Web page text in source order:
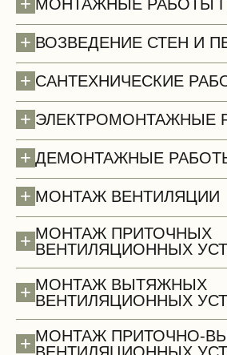
МОНТАЖНЫЕ РАБОТЫ
+ ВОЗВЕДЕНИЕ СТЕН И
+ САНТЕХНИЧЕСКИЕ
+ ЭЛЕКТРОМОНТАЖНЫЕ
+ ДЕМОНТАЖНЫЕ
Полы (демонтаж)
+ МОНТАЖ ВЕНТИЛЯЦИИ
+ МОНТАЖ ПРИТОЧНЫХ
ВЕНТИЛЯЦИОННЫХ
+ МОНТАЖ ВЫТЯЖНЫХ
ВЕНТИЛЯЦИОННЫХ
+ МОНТАЖ ПРИТОЧНО-